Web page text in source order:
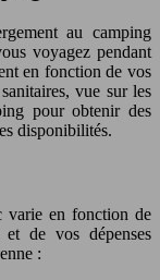
au camping
voyagez pendant
en fonction de vos
vue sur les
pour obtenir des
disponibilités.
varie en fonction de
de vos dépenses
: